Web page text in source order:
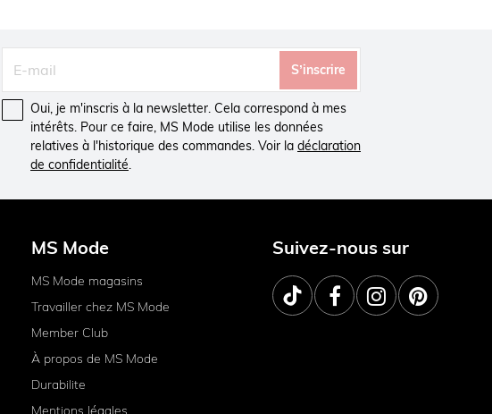
S’inscrire
Oui, je m'inscris à la newsletter. Cela correspond à mes
intérêts. Pour ce faire, MS Mode utilise les données
relatives à l'historique des commandes. Voir la déclaration
de confidentialité.
MS Mode
MS Mode magasins
Travailler chez MS Mode
Member Club
À propos de MS Mode
Durabilite
Suivez-nous sur